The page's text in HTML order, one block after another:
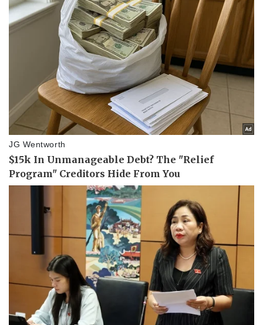
Thể thao
Bóng đá
Lịch thi đấu bóng đá
Thế giới thể thao
eSports
Hậu trường
Ô tô - Xe máy
Ô tô
Xe máy
Tư vấn